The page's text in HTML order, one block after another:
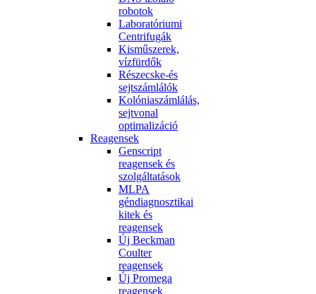
robotok
Laboratóriumi
Centrifugák
Kisműszerek,
vízfürdők
Részecske-és
sejtszámlálók
Kolóniaszámlálás,
sejtvonal
optimalizáció
Reagensek
Genscript
reagensek és
szolgáltatások
MLPA
géndiagnosztikai
kitek és
reagensek
Új Beckman
Coulter
reagensek
Új Promega
reagensek